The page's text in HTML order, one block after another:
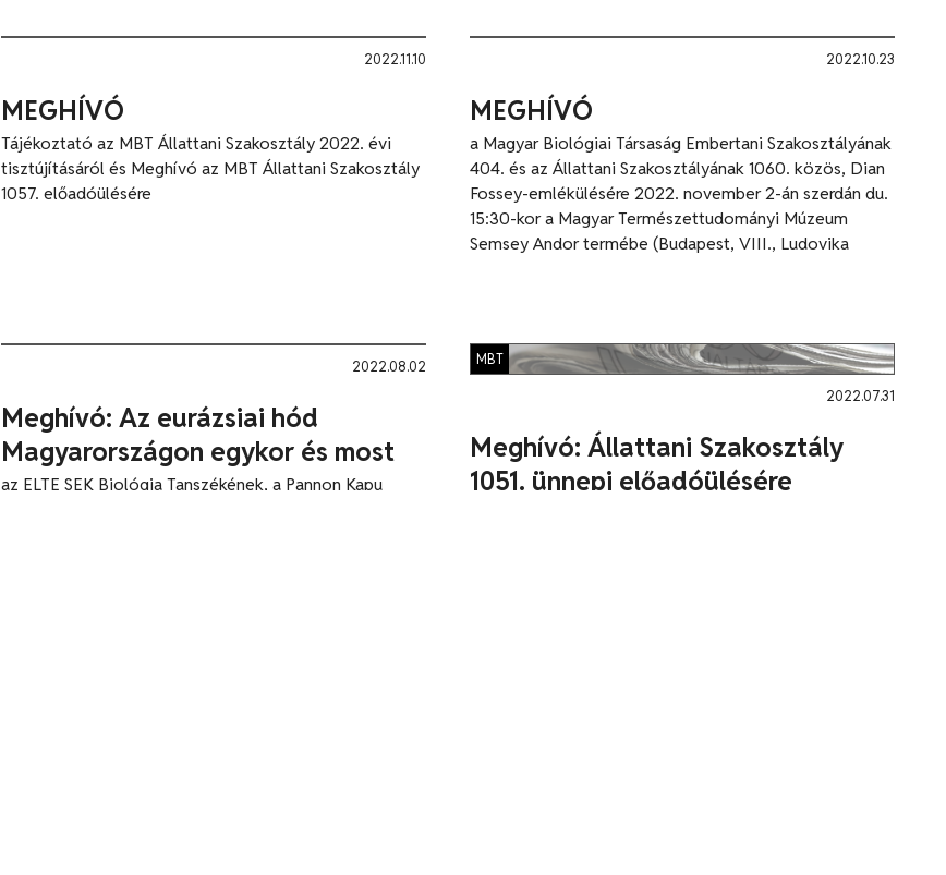
MEGHÍVÓ
2022.11.10
Tájékoztató az MBT Állattani Szakosztály 2022. évi
tisztújításáról és Meghívó az MBT Állattani Szakosztály
1057. előadóülésére
MEGHÍVÓ
2022.10.23
a Magyar Biológiai Társaság Embertani Szakosztályának
404. és az Állattani Szakosztályának 1060. közös, Dian
Fossey-emlékülésére 2022. november 2-án szerdán du.
15:30-kor a Magyar Természettudományi Múzeum
Semsey Andor termébe (Budapest, VIII., Ludovika
Meghívó: Az eurázsiai hód
Magyarországon egykor és most
2022.08.02
az ELTE SEK Biológia Tanszékének, a Pannon Kapu
Meghívó: Állattani Szakosztály
1051. ünnepi előadóülésére
MBT
2022.07.31